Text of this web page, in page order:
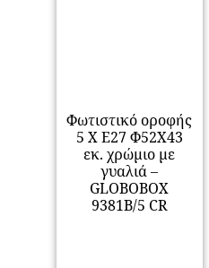
Φωτιστικό οροφής
5 Χ Ε27 Φ52Χ43
εκ. χρώμιο με
γυαλιά –
GLOBOBOX
9381B/5 CR